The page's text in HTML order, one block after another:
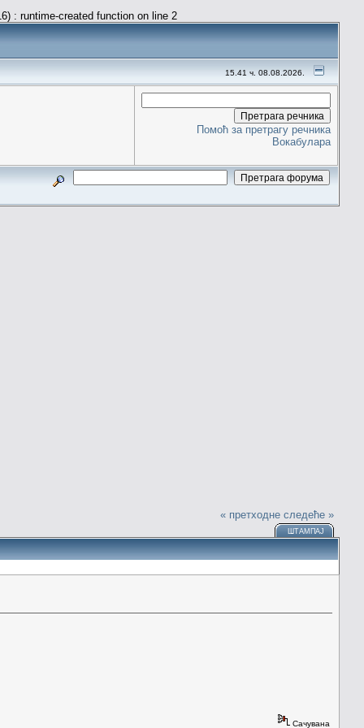
: runtime-created function on line 2
15.41 ч. 08.08.2026.
Помоћ за претрагу речника
Вокабулара
« претходне следеће »
ШТАМПАЈ
Сачувана